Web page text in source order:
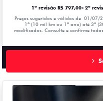
1ª revisão R$ 797,00- 2ª
Preços sugeridos e válidos de 01/07/
1º (10 mil km ou 1ª ano) até 3º
modificados. Consulte e confirme